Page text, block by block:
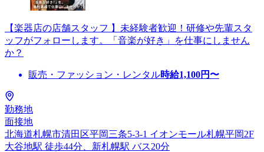
【楽器店の店舗スタッフ 】未経験者歓迎！研修や先輩スタ
ッフがフォローします。「音楽が好き」を仕事にしません
か？
販売・ファッション・レンタル時給1,100円〜
勤務地
面接地
北海道札幌市清田区平岡三条5-3-1 イオンモール札幌平岡2F
大谷地駅 徒歩44分、新札幌駅 バス20分